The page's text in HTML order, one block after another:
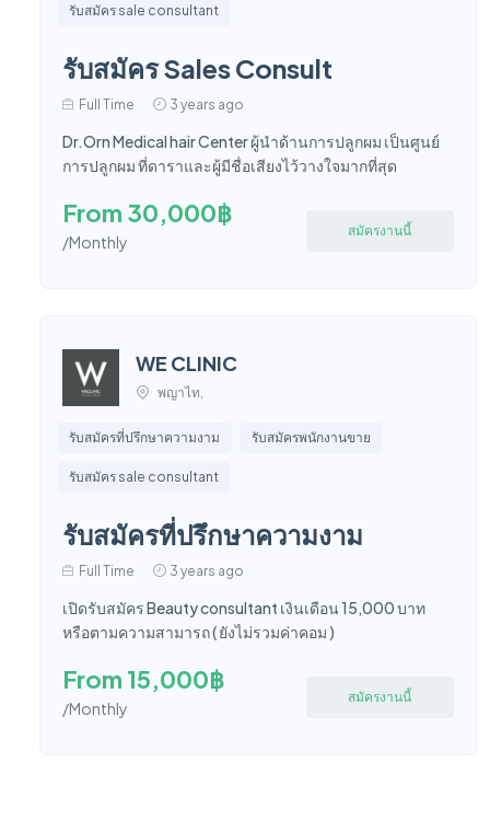
รับสมัคร sale consultant
รับสมัคร Sales Consult
Full Time 3 years ago
Dr.Orn Medical hair Center ผู้นำด้านการปลูกผม เป็นศูนย์
การปลูกผม ที่ดาราและผู้มีชื่อเสียงไว้วางใจมากที่สุด
From 30,000฿
/Monthly
สมัครงานนี้
WE CLINIC
พญาไท,
รับสมัครที่ปรึกษาความงาม รับสมัครพนักงานขาย
รับสมัคร sale consultant
รับสมัครที่ปรึกษาความงาม
Full Time 3 years ago
เปิดรับสมัคร Beauty consultant เงินเดือน 15,000 บาท
หรือตามความสามารถ ( ยังไม่รวมค่าคอม )
From 15,000฿
/Monthly
สมัครงานนี้